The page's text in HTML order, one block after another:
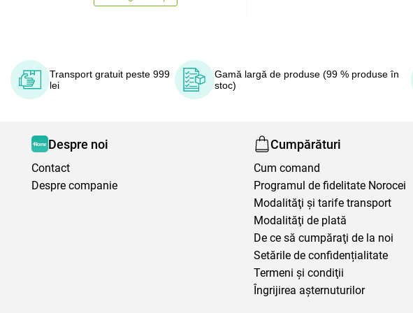
Transport gratuit peste 999
lei
Gamă largă de produse (99 % produse în
stoc)
Despre noi
Contact
Despre companie
Cumpărături
Cum comand
Programul de fidelitate Norocei
Modalităţi şi tarife transport
Modalităţi de plată
De ce să cumpăraţi de la noi
Setările de confidențialitate
Termeni şi condiţii
Îngrijirea așternuturilor